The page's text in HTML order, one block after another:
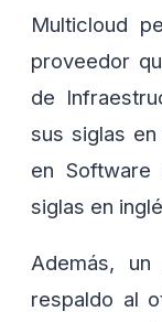
Multicloud
proveedor
de
sus siglas
en
siglas en
Además,
respaldo al